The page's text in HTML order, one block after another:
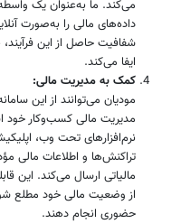
می‌کند. ما به‌عنوان یک واسطه
داده‌های مالی را به‌صورت
شفافیت حاصل از این
ایفا می‌کند.
کمک به مدیریت مالی:
مودیان می‌توانند از این
مدیریت مالی کسب‌وکار خود
نرم‌افزارهای تحت وب،
تراکنش‌ها و اطلاعات مالی
مالیاتی ارسال می‌کند. این
از وضعیت مالی خود مطلع
حضوری انجام دهند.